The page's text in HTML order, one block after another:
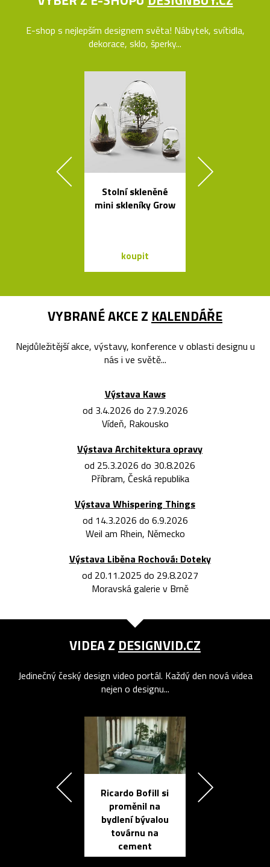
E-shop s nejlepším designem světa! Nábytek, svítidla,
dekorace, sklo, šperky...
Stolní skleněné
mini skleníky Grow
koupit
VYBRANÉ AKCE Z KALENDÁŘE
Nejdůležitější akce, výstavy, konference v oblasti designu u
nás i ve světě...
Výstava Kaws
od 3.4.2026 do 27.9.2026
Vídeň, Rakousko
Výstava Architektura opravy
od 25.3.2026 do 30.8.2026
Příbram, Česká republika
Výstava Whispering Things
od 14.3.2026 do 6.9.2026
Weil am Rhein, Německo
Výstava Liběna Rochová: Doteky
od 20.11.2025 do 29.8.2027
Moravská galerie v Brně
VIDEA Z DESIGNVID.CZ
Jedinečný český design video portál. Každý den nová videa
nejen o designu...
Ricardo Bofill si
proměnil na
bydlení bývalou
továrnu na
cement